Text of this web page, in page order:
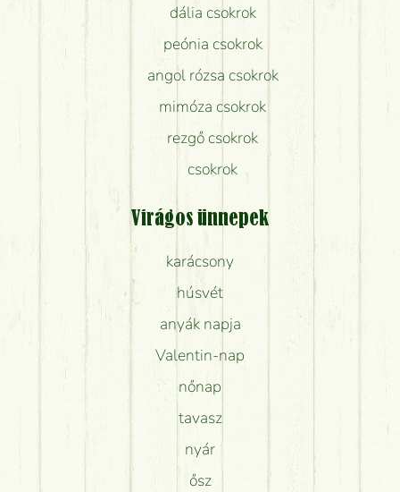
dália csokrok
peónia csokrok
angol rózsa csokrok
mimóza csokrok
rezgő csokrok
csokrok
Virágos ünnepek
karácsony
húsvét
anyák napja
Valentin-nap
nőnap
tavasz
nyár
ősz